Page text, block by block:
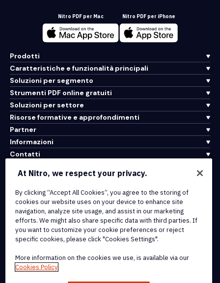
Nitro PDF per Mac Nitro PDF per iPhone
Prodotti
Caratteristiche e funzionalità principali
Soluzioni per segmento
Strumenti PDF online gratuiti
Soluzioni per settore
Risorse formative e approfondimenti
Partner
Informazioni
Contatti
Integrazioni e connettività API
Termini di servizio
Politica sui cookie
Politica sul copyright
Tutti i termini e le politiche
© 2026 Nitro Software, Inc. Tutti i diritti riservati.
At Nitro, we respect your privacy.
By clicking “Accept All Cookies”, you agree to the storing of
cookies our website uses on your device to enhance site
navigation, analyze site usage, and assist in our marketing
efforts. We might also share specific data with third parties. If
you want to customize your cookie preferences or reject
specific cookies, please click "Cookies Settings".
More information on the cookies we use, is available via our
Cookies Policy